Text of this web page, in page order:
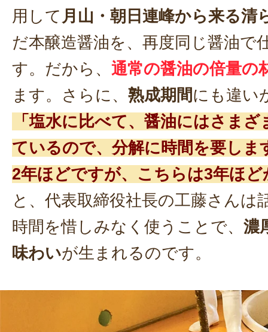
用して 月山・朝日連峰から来る清
だ本醸造醤油を、再度同じ醤油で
す。だから、 通常の醤油の倍量の
ます。さらに、 熟成期間 にも違い
「塩水に比べて、醤油にはさま
ているので、分解に時間を要しま
2年ほどですが、こちらは3年ほ
と、代表取締役社長の工藤さんは
時間を惜しみなく使うことで、 濃
味わいが生まれるのです。